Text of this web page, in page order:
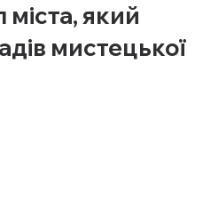
який
мистецької